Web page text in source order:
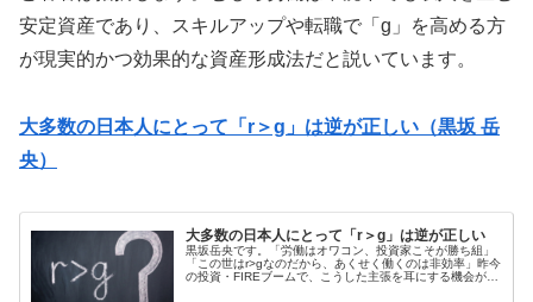
安定資産であり、スキルアップや転職で「g」を高める方
が現実的かつ効果的な資産形成法だと説いています。
大多数の日本人にとって「r＞g」は逆が正しい（黒坂 岳
央）
大多数の日本人にとって「r＞g」は逆が正しい
黒坂岳央です。「労働はオワコン、投資家こそが勝ち組」
「この世はr>gなのだから、あくせく働くのは非効率」昨今
の投資・FIREブームで、こうした主張を耳にする機会が多